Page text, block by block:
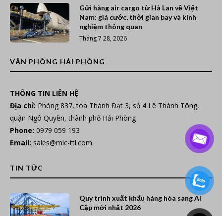
Gửi hàng air cargo từ Hà Lan về Việt
Nam: giá cước, thời gian bay và kinh
nghiệm thông quan
Tháng 7 28, 2026
VĂN PHÒNG HẢI PHÒNG
THÔNG TIN LIÊN HỆ
Địa chỉ: Phòng 837, tòa Thành Đạt 3, số 4 Lê Thánh Tông,
quận Ngô Quyền, thành phố Hải Phòng
Phone: 0979 059 193
Email: sales@mlc-ttl.com
TIN TỨC
Quy trình xuất khẩu hàng hóa sang Ai
Cập mới nhất 2026